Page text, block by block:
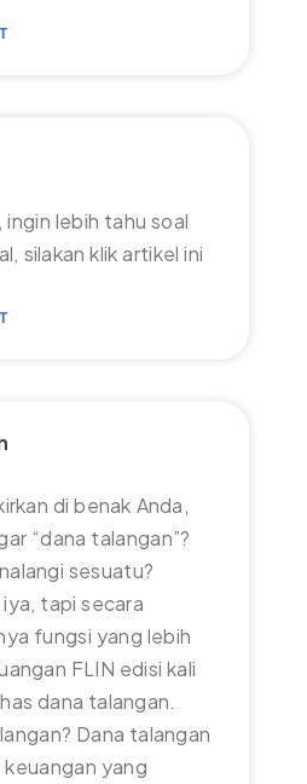
ingin lebih tahu soal
silakan klik artikel ini
di benak Anda,
“dana talangan”?
sesuatu?
tapi secara
fungsi yang lebih
FLIN edisi kali
dana talangan.
Dana talangan
yang